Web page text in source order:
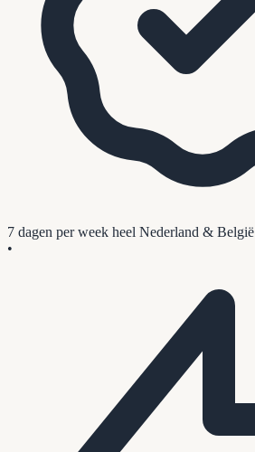
7 dagen per week heel Nederland & België
•